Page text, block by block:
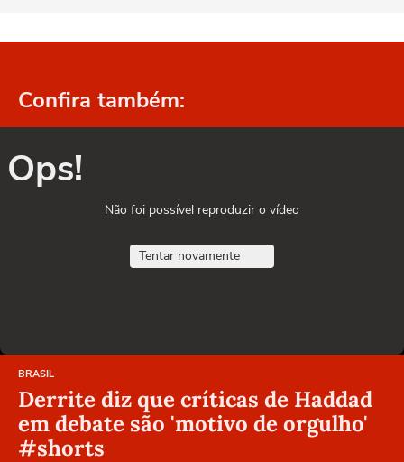
Confira também:
Ops!
Não foi possível reproduzir o vídeo
Tentar novamente
BRASIL
Derrite diz que críticas de Haddad
em debate são 'motivo de orgulho'
#shorts